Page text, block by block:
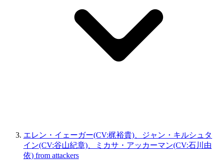
エレン・イェーガー(CV:梶裕貴)、ジャン・キルシュタ
イン(CV:谷山紀章)、ミカサ・アッカーマン(CV:石川由
依) from attackers